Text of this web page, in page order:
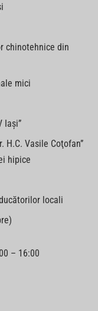
chinotehnice din
mici
Iaşi”
H.C. Vasile Coţofan”
hipice
locali
– 16:00